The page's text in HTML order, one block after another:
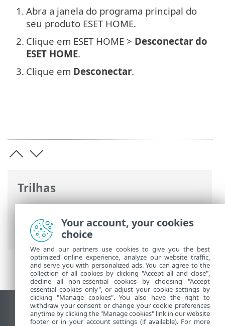
Trilhas
Ajuda on-line ESET>ESET HOME>
Trabalhando com o ESET HOME >
Dispositivos> Remover dispositivo
1. Abra a janela do programa principal do
seu produto ESET HOME.
2. Clique em ESET HOME > Desconectar do
ESET HOME.
3. Clique em Desconectar.
Ver site para desktop
Your account, your cookies
choice
We and our partners use cookies to give you the best
optimized online experience, analyze our website traffic,
and serve you with personalized ads. You can agree to the
collection of all cookies by clicking "Accept all and close",
decline all non-essential cookies by choosing "Accept
essential cookies only", or adjust your cookie settings by
clicking "Manage cookies". You also have the right to
withdraw your consent or change your cookie preferences
anytime by clicking the "Manage cookies" link in our website
footer or in your account settings (if available). For more